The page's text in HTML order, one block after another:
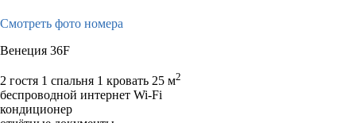
Смотреть фото номера
Венеция 36F
2 гостя 1 спальня 1 кровать 25 м2
беспроводной интернет Wi-Fi
кондиционер